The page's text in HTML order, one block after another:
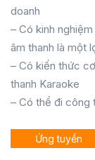
doanh
– Có kinh
âm thanh là một
– Có kiến thức
thanh Karaoke
– Có thể đi công
Ứng tuyển